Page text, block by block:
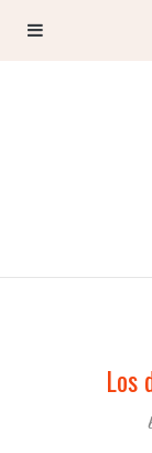
Los